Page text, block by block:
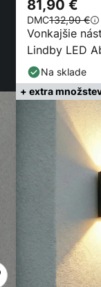
Vonkajšie
Lindby LED
tmavosivé
81,90 €
DMC132,90 €
Na sklade
+ extra